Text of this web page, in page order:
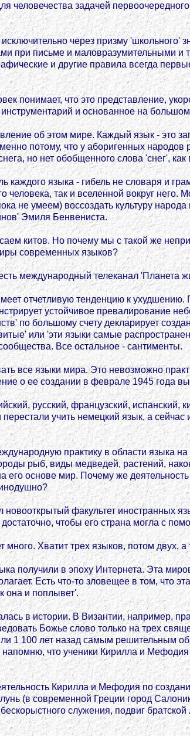
человечества задачей
через призму 'школьного'
при письме и маловразумительными
и другие правила всегда
понимает, что это представление,
и основанное на
об этом мире. Каждый язык - это
потому, что у аборигенных народов
но нет обобщенного слова 'снег', как
каждого языка - гибель не словаря и
человека, так и вселенной вокруг
не умеем) воссоздать культуру
Эмиля Бенвениста.
китов. Но почему мы с такой же
современных языков?
международный телеканал 'Планета
отчетливую тенденцию к
устойчивое превалирование
по большому счету декларирует
или 'эти языки самые
Все остальное - сантименты.
все языки мира. Это невозможно
о ее создании в феврале 1945 года
русский, французский, испанский,
учить немецкий язык, а
практику в области языка
рыб, виды медведей, растений,
основе мир. Почему же
факультет иностранных
достаточно, чтобы его страна могла с
много. Хватит трех языков, потом двух, а
получили в эпоху Интернета. Эта
Есть что-то зловещее в том,
она и поплывет'.
в истории. В Византии,
Божье слово только на трех
1 100 лет назад самым решительным
что ученики Кирилла и
Кирилла и Мефодия по
(в современной Греции город
служения, подвиг